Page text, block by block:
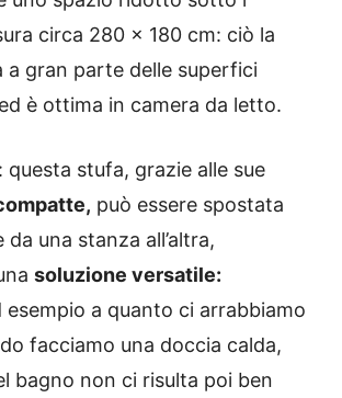
circa 280 x 180 cm: ciò la
a gran parte delle superfici
è ottima in camera da letto.
questa stufa, grazie alle sue
può essere spostata
una stanza all’altra,
soluzione versatile:
esempio a quanto ci arrabbiamo
facciamo una doccia calda,
bagno non ci risulta poi ben